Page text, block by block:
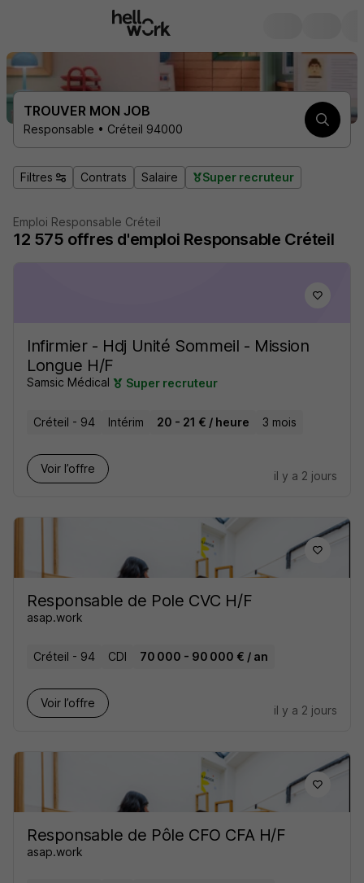
TROUVER MON JOB
Responsable • Créteil 94000
Filtres Contrats Salaire Super recruteur
Emploi Responsable Créteil
12 575 offres d'emploi Responsable Créteil
Infirmier - Hdj Unité Sommeil - Mission
Longue H/F
Samsic Médical Super recruteur
Créteil - 94 Intérim 20 - 21 € / heure 3 mois
Voir l’offre
il y a 2 jours
Responsable de Pole CVC H/F
asap.work
Créteil - 94 CDI 70 000 - 90 000 € / an
Voir l’offre
il y a 2 jours
Responsable de Pôle CFO CFA H/F
asap.work